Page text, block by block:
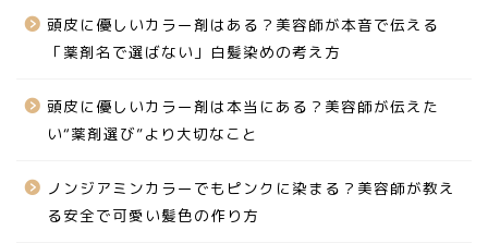
頭皮に優しいカラー剤はある？美容師が本音で伝える
「薬剤名で選ばない」白髪染めの考え方
頭皮に優しいカラー剤は本当にある？美容師が伝えた
い“薬剤選び”より大切なこと
ノンジアミンカラーでもピンクに染まる？美容師が教え
る安全で可愛い髪色の作り方